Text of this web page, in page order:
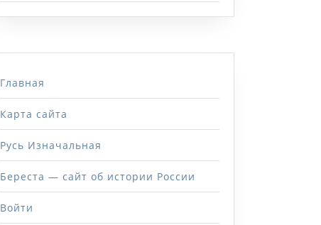
Главная
Карта сайта
Русь Изначальная
Береста — сайт об истории России
Войти